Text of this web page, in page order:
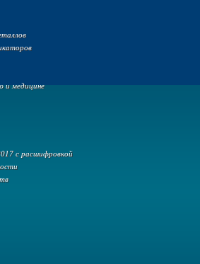
и медицине
с расшифровкой